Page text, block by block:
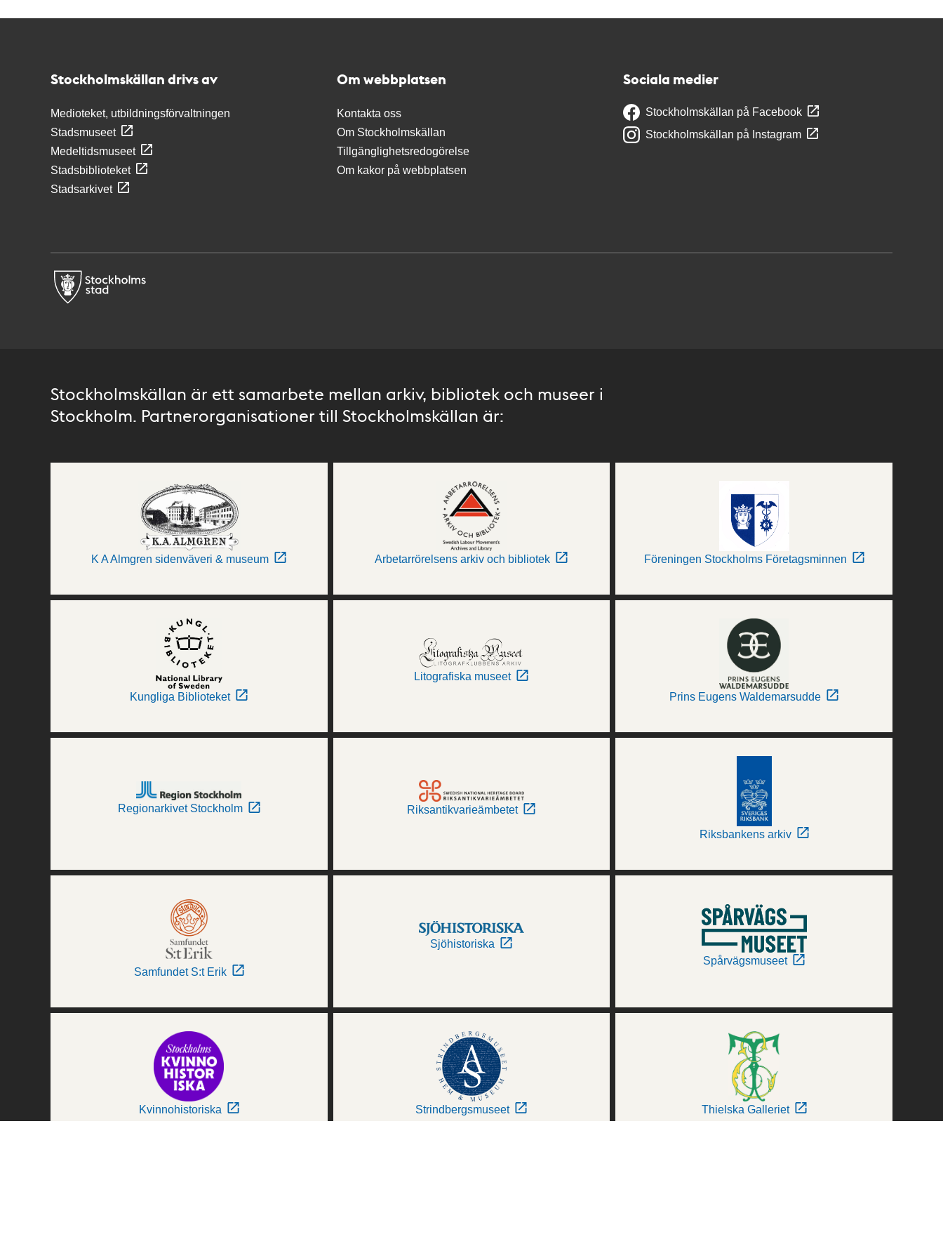
Stockholmskällan drivs av
Medioteket, utbildningsförvaltningen
Stadsmuseet
Medeltidsmuseet
Stadsbiblioteket
Stadsarkivet
Om webbplatsen
Kontakta oss
Om Stockholmskällan
Tillgänglighetsredogörelse
Om kakor på webbplatsen
Sociala medier
Stockholmskällan på Facebook
Stockholmskällan på Instagram
Stockholmskällan är ett samarbete mellan arkiv, bibliotek och museer i
Stockholm. Partnerorganisationer till Stockholmskällan är:
K A Almgren sidenväveri & museum Arbetarrörelsens arkiv och bibliotek Föreningen Stockholms Företagsminnen
Kungliga Biblioteket
Litografiska museet
Prins Eugens Waldemarsudde
Regionarkivet Stockholm Riksantikvarieämbetet
Riksbankens arkiv
Samfundet S:t Erik
Sjöhistoriska
Spårvägsmuseet
Kvinnohistoriska Strindbergsmuseet Thielska Galleriet